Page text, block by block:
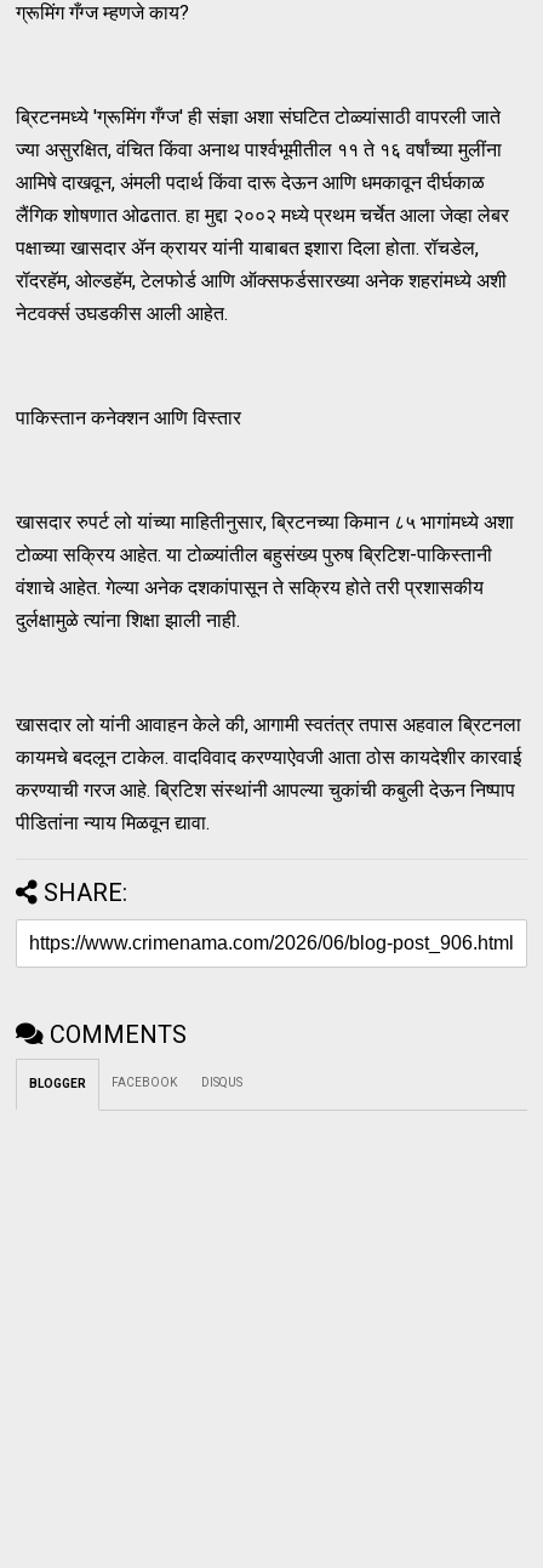
ग्रूमिंग गँग्ज म्हणजे काय?
ब्रिटनमध्ये 'ग्रूमिंग गँग्ज' ही संज्ञा अशा संघटित टोळ्यांसाठी वापरली जाते
ज्या असुरक्षित, वंचित किंवा अनाथ पार्श्वभूमीतील ११ ते १६ वर्षांच्या मुलींना
आमिषे दाखवून, अंमली पदार्थ किंवा दारू देऊन आणि धमकावून दीर्घकाळ
लैंगिक शोषणात ओढतात. हा मुद्दा २००२ मध्ये प्रथम चर्चेत आला जेव्हा लेबर
पक्षाच्या खासदार ॲन क्रायर यांनी याबाबत इशारा दिला होता. रॉचडेल,
रॉदरहॅम, ओल्डहॅम, टेलफोर्ड आणि ऑक्सफर्डसारख्या अनेक शहरांमध्ये अशी
नेटवर्क्स उघडकीस आली आहेत.
पाकिस्तान कनेक्शन आणि विस्तार
खासदार रुपर्ट लो यांच्या माहितीनुसार, ब्रिटनच्या किमान ८५ भागांमध्ये अशा
टोळ्या सक्रिय आहेत. या टोळ्यांतील बहुसंख्य पुरुष ब्रिटिश-पाकिस्तानी
वंशाचे आहेत. गेल्या अनेक दशकांपासून ते सक्रिय होते तरी प्रशासकीय
दुर्लक्षामुळे त्यांना शिक्षा झाली नाही.
खासदार लो यांनी आवाहन केले की, आगामी स्वतंत्र तपास अहवाल ब्रिटनला
कायमचे बदलून टाकेल. वादविवाद करण्याऐवजी आता ठोस कायदेशीर कारवाई
करण्याची गरज आहे. ब्रिटिश संस्थांनी आपल्या चुकांची कबुली देऊन निष्पाप
पीडितांना न्याय मिळवून द्यावा.
SHARE:
COMMENTS
BLOGGER FACEBOOK DISQUS